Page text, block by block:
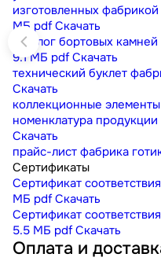
изготовленных фабрикой
МБ pdf Скачать
каталог бортовых
9.1 МБ pdf Скачать
технический буклет
Скачать
коллекционные
номенклатура
Скачать
прайс-лист фабрика
Сертификаты
Сертификат
МБ pdf Скачать
Сертификат
5.5 МБ pdf Скачать
Оплата и